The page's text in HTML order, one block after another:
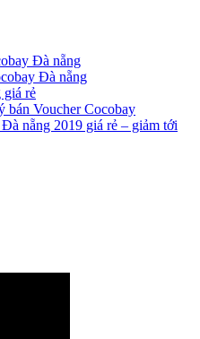
Đà nẵng
Đà nẵng
giá rẻ
bán Voucher Cocobay
nẵng 2019 giá rẻ – giảm tới